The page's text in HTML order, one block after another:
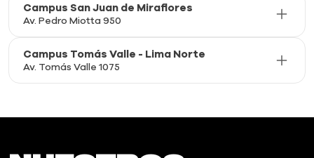
Campus San Juan de Miraflores
Av. Pedro Miotta 950
Campus Tomás Valle - Lima Norte
Av. Tomás Valle 1075